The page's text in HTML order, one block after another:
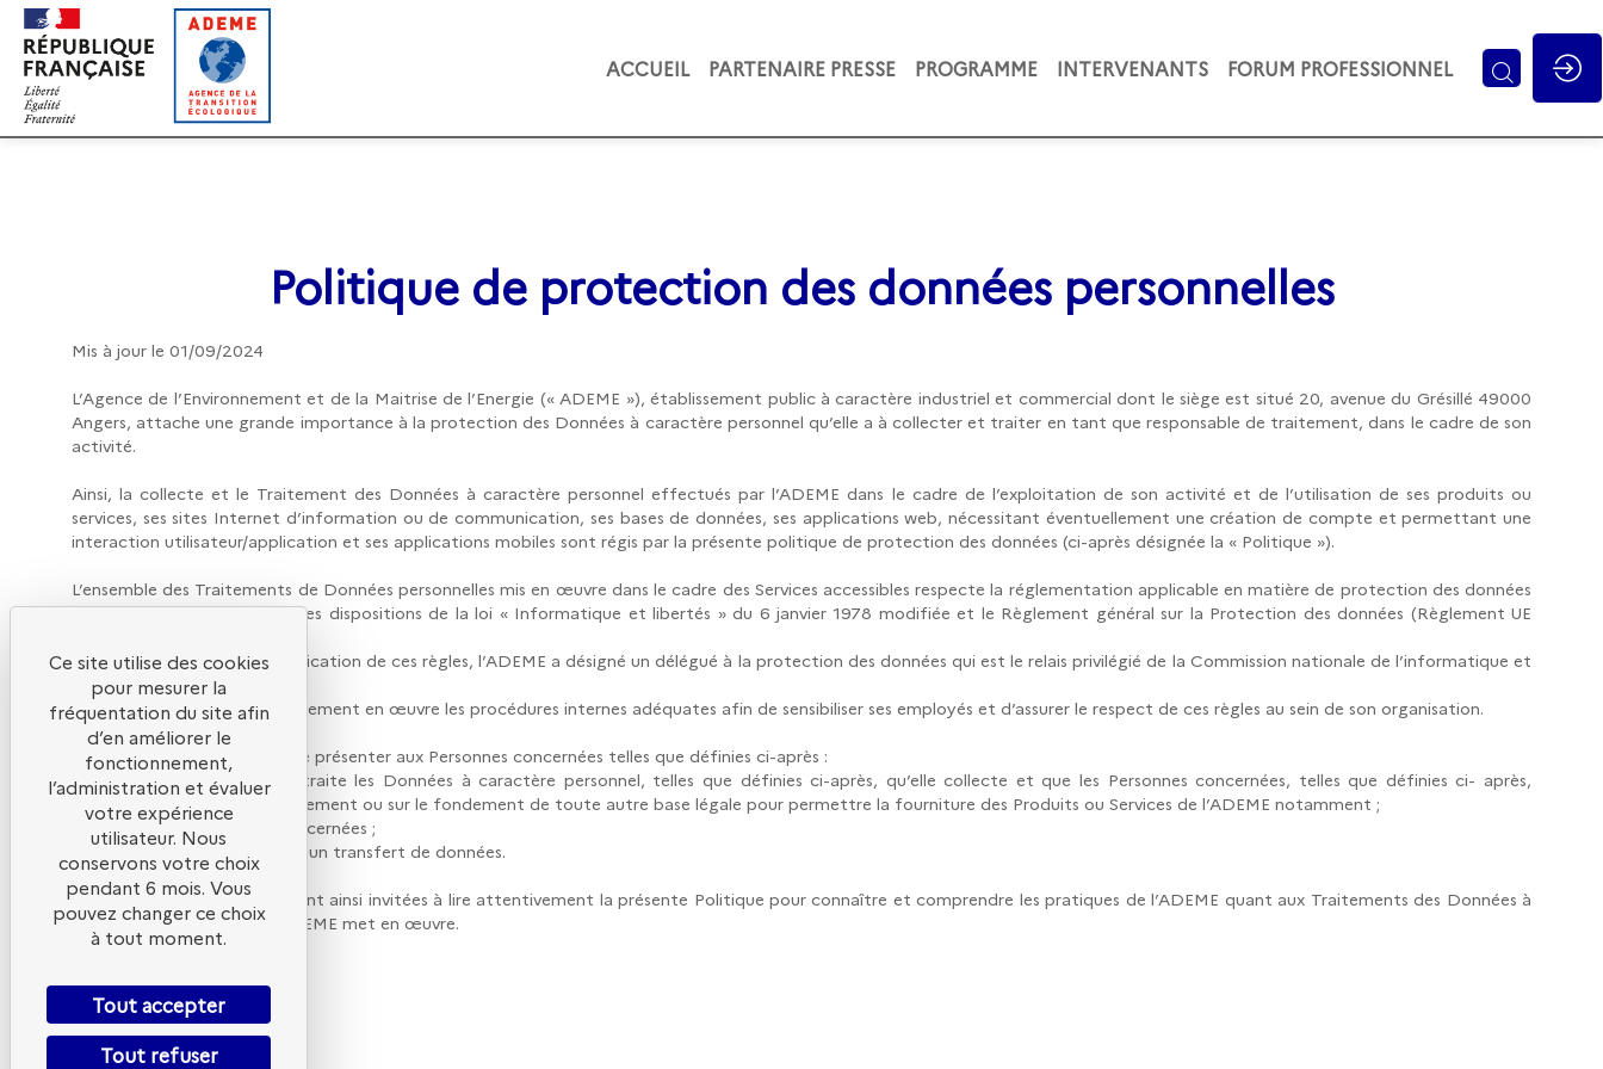
ACCUEIL PARTENAIRE PRESSE PROGRAMME INTERVENANTS FORUM PROFESSIONNEL
Politique de protection des données personnelles
Mis à jour le 01/09/2024
L’Agence de l’Environnement et de la Maitrise de l’Energie (« ADEME »), établissement public à caractère industriel et commercial dont le siège est situé 20, avenue du Grésillé 49000
Angers, attache une grande importance à la protection des Données à caractère personnel qu’elle a à collecter et traiter en tant que responsable de traitement, dans le cadre de son
activité.
Ainsi, la collecte et le Traitement des Données à caractère personnel effectués par l’ADEME dans le cadre de l’exploitation de son activité et de l’utilisation de ses produits ou
services, ses sites Internet d’information ou de communication, ses bases de données, ses applications web, nécessitant éventuellement une création de compte et permettant une
interaction utilisateur/application et ses applications mobiles sont régis par la présente politique de protection des données (ci-après désignée la « Politique »).
L’ensemble des Traitements de Données personnelles mis en œuvre dans le cadre des Services accessibles respecte la réglementation applicable en matière de protection des données
personnelles et notamment les dispositions de la loi « Informatique et libertés » du 6 janvier 1978 modifiée et le Règlement général sur la Protection des données (Règlement UE
Afin de veiller à la bonne application de ces règles, l’ADEME a désigné un délégué à la protection des données qui est le relais privilégié de la Commission nationale de l’informatique et
des libertés
(« CNIL »). L’ADEME met également en œuvre les procédures internes adéquates afin de sensibiliser ses employés et d’assurer le respect de ces règles au sein de son organisation.
Cette Politique a pour but de présenter aux Personnes concernées telles que définies ci-après :
- la manière dont l’ADEME traite les Données à caractère personnel, telles que définies ci-après, qu’elle collecte et que les Personnes concernées, telles que définies ci- après,
fournissent avec leur consentement ou sur le fondement de toute autre base légale pour permettre la fourniture des Produits ou Services de l’ADEME notamment ;
- les droits des Personnes concernées ;
- les éventuels bénéficiaires d’un transfert de données.
Les Personnes concernées sont ainsi invitées à lire attentivement la présente Politique pour connaître et comprendre les pratiques de l’ADEME quant aux Traitements des Données à
caractère personnel que l’ADEME met en œuvre.
Gestion des cookies
Ce site utilise des cookies
pour mesurer la
fréquentation du site afin
d’en améliorer le
fonctionnement,
l’administration et évaluer
votre expérience
utilisateur. Nous
conservons votre choix
pendant 6 mois. Vous
pouvez changer ce choix
à tout moment.
Tout accepter
Tout refuser